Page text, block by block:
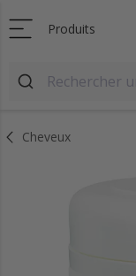
Produits
Cheveux